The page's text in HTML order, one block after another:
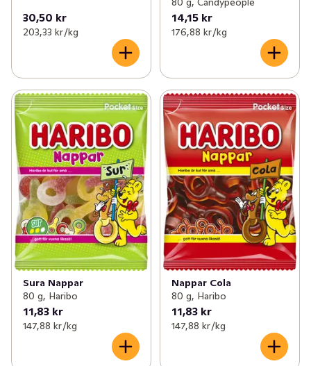
30,50 kr
203,33 kr /kg
14,15 kr
176,88 kr /kg
Sura Nappar
80 g, Haribo
11,83 kr
147,88 kr /kg
Nappar Cola
80 g, Haribo
11,83 kr
147,88 kr /kg